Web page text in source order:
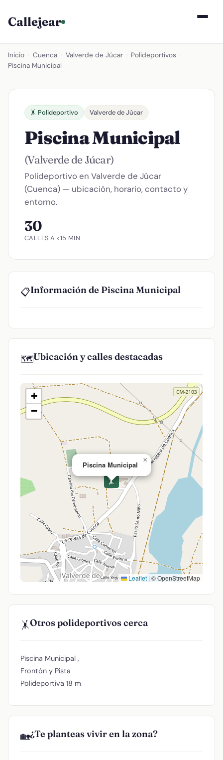
Callejear
Inicio Cuenca Valverde de Júcar Polideportivos
Piscina Municipal
🤸 Polideportivo Valverde de Júcar
Piscina Municipal
(Valverde de Júcar)
Polideportivo en Valverde de Júcar
(Cuenca) — ubicación, horario, contacto y
entorno.
30
CALLES A <15 MIN
📋Información de Piscina Municipal
🗺️Ubicación y calles destacadas
🤸
Piscina Municipal
×
+
−
Leaflet | © OpenStreetMap
🤸Otros polideportivos cerca
Piscina Municipal ,
Frontón y Pista
Polideportiva 18 m
🏡¿Te planteas vivir en la zona?